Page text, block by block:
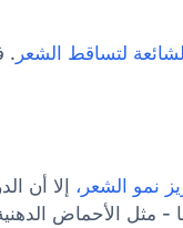
لتساقط الشعر .
نمو الشعر، إلا أن